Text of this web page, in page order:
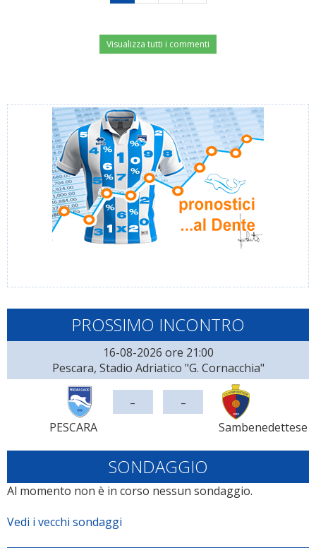
Visualizza tutti i commenti
PROSSIMO INCONTRO
16-08-2026 ore 21:00
Pescara, Stadio Adriatico "G. Cornacchia"
PESCARA
- -
Sambenedettese
SONDAGGIO
Al momento non è in corso nessun sondaggio.
Vedi i vecchi sondaggi